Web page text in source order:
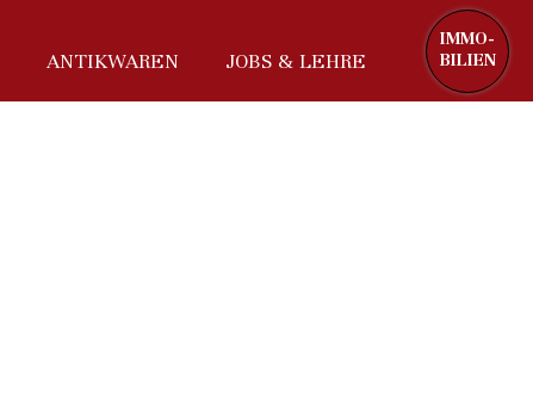
ANTIKWAREN JOBS & LEHRE
IMMO-
BILIEN